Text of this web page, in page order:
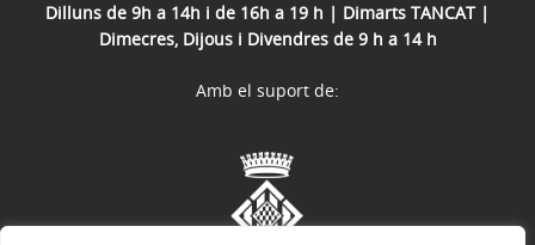
Dilluns de 9h a 14h i de 16h a 19 h | Dimarts TANCAT |
Dimecres, Dijous i Divendres de 9 h a 14 h
Amb el suport de: